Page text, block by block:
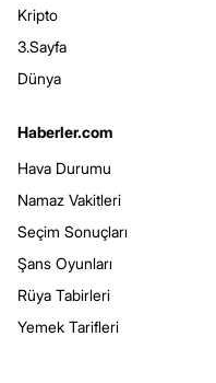
Kripto
3.Sayfa
Dünya
Haberler.com
Hava Durumu
Namaz Vakitleri
Seçim Sonuçları
Şans Oyunları
Rüya Tabirleri
Yemek Tarifleri